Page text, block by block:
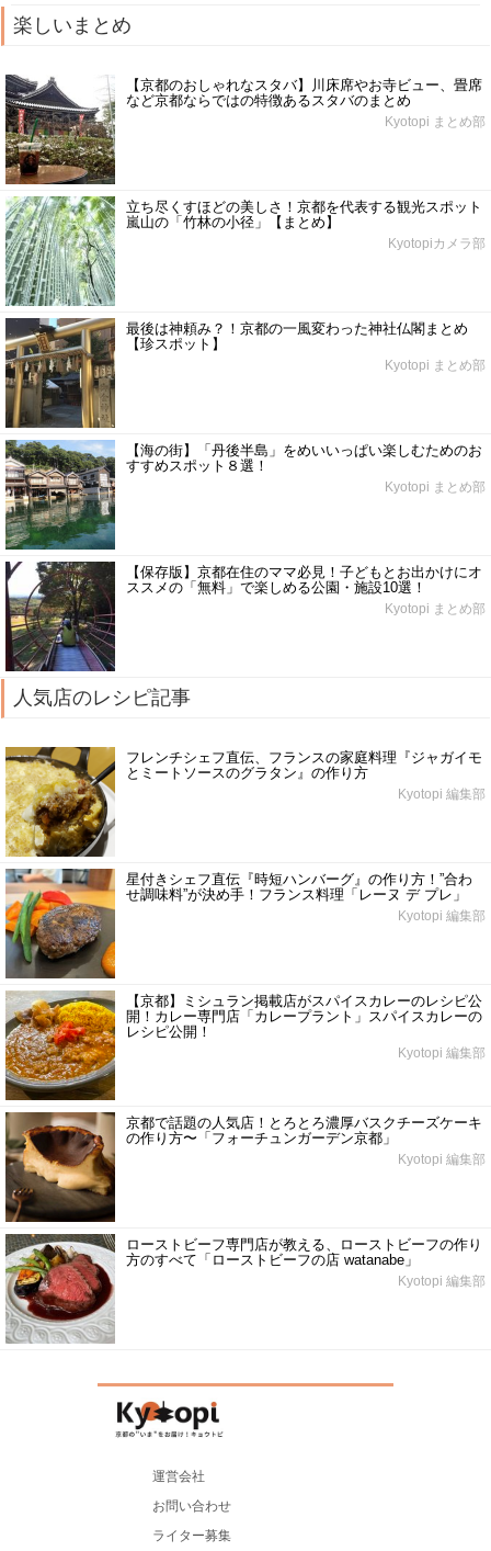
楽しいまとめ
【京都のおしゃれなスタバ】川床席やお寺ビュー、畳席
など京都ならではの特徴あるスタバのまとめ
Kyotopi まとめ部
立ち尽くすほどの美しさ！京都を代表する観光スポット
嵐山の「竹林の小径」【まとめ】
Kyotopiカメラ部
最後は神頼み？！京都の一風変わった神社仏閣まとめ
【珍スポット】
Kyotopi まとめ部
【海の街】「丹後半島」をめいいっぱい楽しむためのお
すすめスポット８選！
Kyotopi まとめ部
【保存版】京都在住のママ必見！子どもとお出かけにオ
ススメの「無料」で楽しめる公園・施設10選！
Kyotopi まとめ部
人気店のレシピ記事
フレンチシェフ直伝、フランスの家庭料理『ジャガイモ
とミートソースのグラタン』の作り方
Kyotopi 編集部
星付きシェフ直伝『時短ハンバーグ』の作り方！”合わ
せ調味料”が決め手！フランス料理「レーヌ デ プレ」
Kyotopi 編集部
【京都】ミシュラン掲載店がスパイスカレーのレシピ公
開！カレー専門店「カレープラント」スパイスカレーの
レシピ公開！
Kyotopi 編集部
京都で話題の人気店！とろとろ濃厚バスクチーズケーキ
の作り方〜「フォーチュンガーデン京都」
Kyotopi 編集部
ローストビーフ専門店が教える、ローストビーフの作り
方のすべて「ローストビーフの店 watanabe」
Kyotopi 編集部
運営会社
お問い合わせ
ライター募集